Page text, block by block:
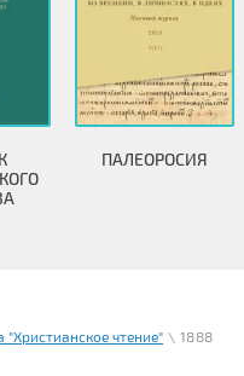
ПАЛЕОРОСИЯ
чтение" \ 1888